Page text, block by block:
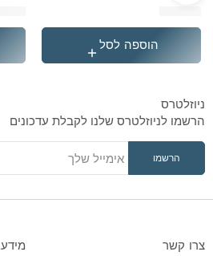
הוספה לסל
ניוזלטרס
הרשמו לניוזלטרס שלנו לקבלת עדכונים
צרו קשר מידע